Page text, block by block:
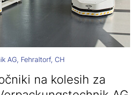
AG, Fehraltorf, CH
na kolesih za